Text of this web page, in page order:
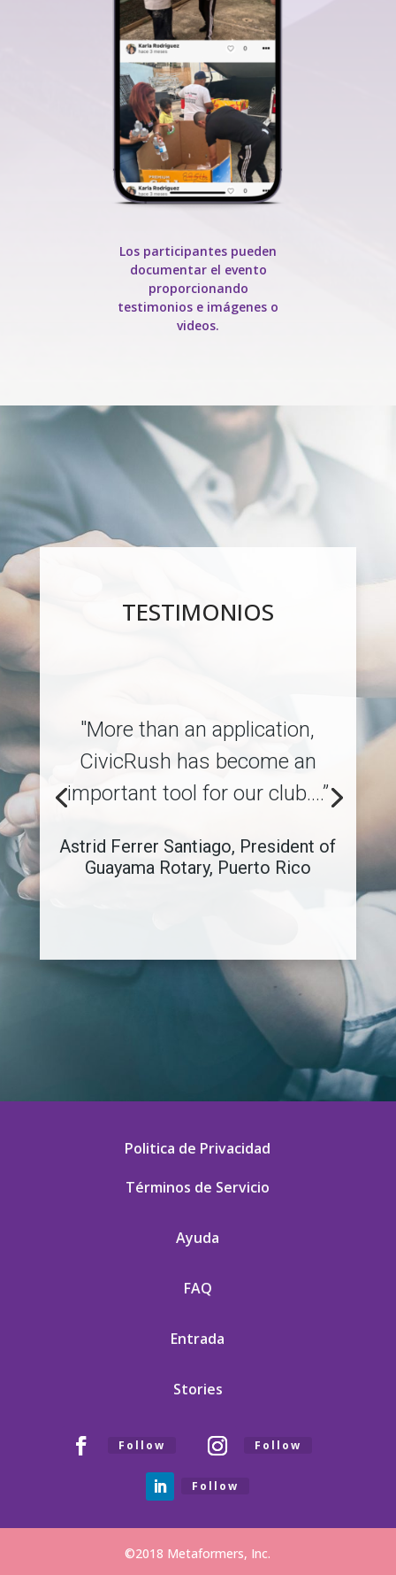
Los participantes pueden
documentar el evento
proporcionando
testimonios e imágenes o
videos.
TESTIMONIOS
"More than an application,
CivicRush has become an
important tool for our club.…”
Astrid Ferrer Santiago, President of
Guayama Rotary, Puerto Rico
Politica de Privacidad
Términos de Servicio
Ayuda
FAQ
Entrada
Stories
Follow Follow
Follow
©2018 Metaformers, Inc.